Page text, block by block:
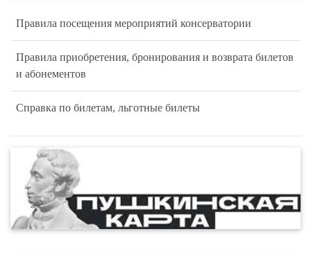
Правила посещения мероприятий консерватории
Правила приобретения, бронирования и возврата билетов
и абонементов
Справка по билетам, льготные билеты